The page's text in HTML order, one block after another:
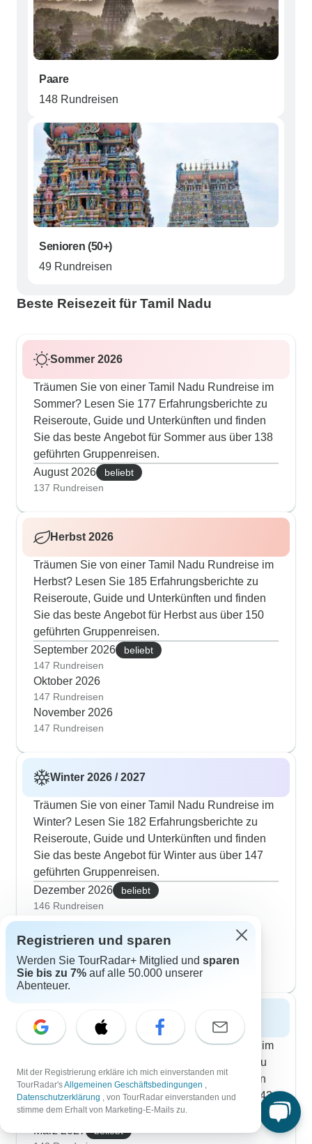
Paare
148 Rundreisen
Senioren (50+)
49 Rundreisen
Beste Reisezeit für Tamil Nadu
Sommer 2026
Träumen Sie von einer Tamil Nadu Rundreise im
Sommer? Lesen Sie 177 Erfahrungsberichte zu
Reiseroute, Guide und Unterkünften und finden
Sie das beste Angebot für Sommer aus über 138
geführten Gruppenreisen.
August 2026
beliebt
137 Rundreisen
Herbst 2026
Träumen Sie von einer Tamil Nadu Rundreise im
Herbst? Lesen Sie 185 Erfahrungsberichte zu
Reiseroute, Guide und Unterkünften und finden
Sie das beste Angebot für Herbst aus über 150
geführten Gruppenreisen.
September 2026
beliebt
147 Rundreisen
Oktober 2026
147 Rundreisen
November 2026
147 Rundreisen
Winter 2026 / 2027
Träumen Sie von einer Tamil Nadu Rundreise im
Winter? Lesen Sie 182 Erfahrungsberichte zu
Reiseroute, Guide und Unterkünften und finden
Sie das beste Angebot für Winter aus über 147
geführten Gruppenreisen.
Dezember 2026
beliebt
146 Rundreisen
Januar 2027
145 Rundreisen
144 Rundreisen
Frühling 2027
Träumen Sie von einer Tamil Nadu Rundreise im
Frühling? Lesen Sie 171 Erfahrungsberichte zu
Reiseroute, Guide und Unterkünften und finden
Sie das beste Angebot für Frühling aus über 143
geführten Gruppenreisen.
März 2027
beliebt
Registrieren und sparen
Werden Sie TourRadar+ Mitglied und sparen
Sie bis zu 7% auf alle 50.000 unserer
Abenteuer.
Mit der Registrierung erkläre ich mich einverstanden mit
TourRadar'sAllgemeinen Geschäftsbedingungen ,
Datenschutzerklärung , von TourRadar einverstanden und
stimme dem Erhalt von Marketing-E-Mails zu.